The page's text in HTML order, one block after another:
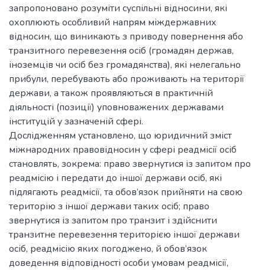
запропоновано розуміти суспільні відносини, які
охоплюють особливий напрям міждержавних
відносин, що виникають з приводу повернення або
транзитного перевезення осіб (громадян держав,
іноземців чи осіб без громадянства), які нелегально
прибули, перебувають або проживають на території
держави, а також проявляються в практичній
діяльності (позиції) уповноважених державами
інституцій у зазначеній сфері.
Дослідженням установлено, що юридичний зміст
міжнародних правовідносин у сфері реадмісії осіб
становлять, зокрема: право звернутися із запитом про
реадмісію і передати до іншої держави осіб, які
підлягають реадмісії, та обов’язок прийняти на свою
територію з іншої держави таких осіб; право
звернутися із запитом про транзит і здійснити
транзитне перевезення територією іншої держави
осіб, реадмісію яких погоджено, й обов’язок
доведення відповідності особи умовам реадмісії,